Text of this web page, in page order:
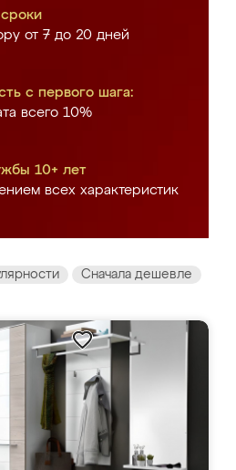
от 7 до 20 дней
с первого шага:
всего 10%
10+ лет
всех характеристик
Сначала дешевле